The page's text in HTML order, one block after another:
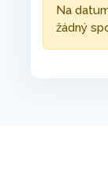
Na
žádný